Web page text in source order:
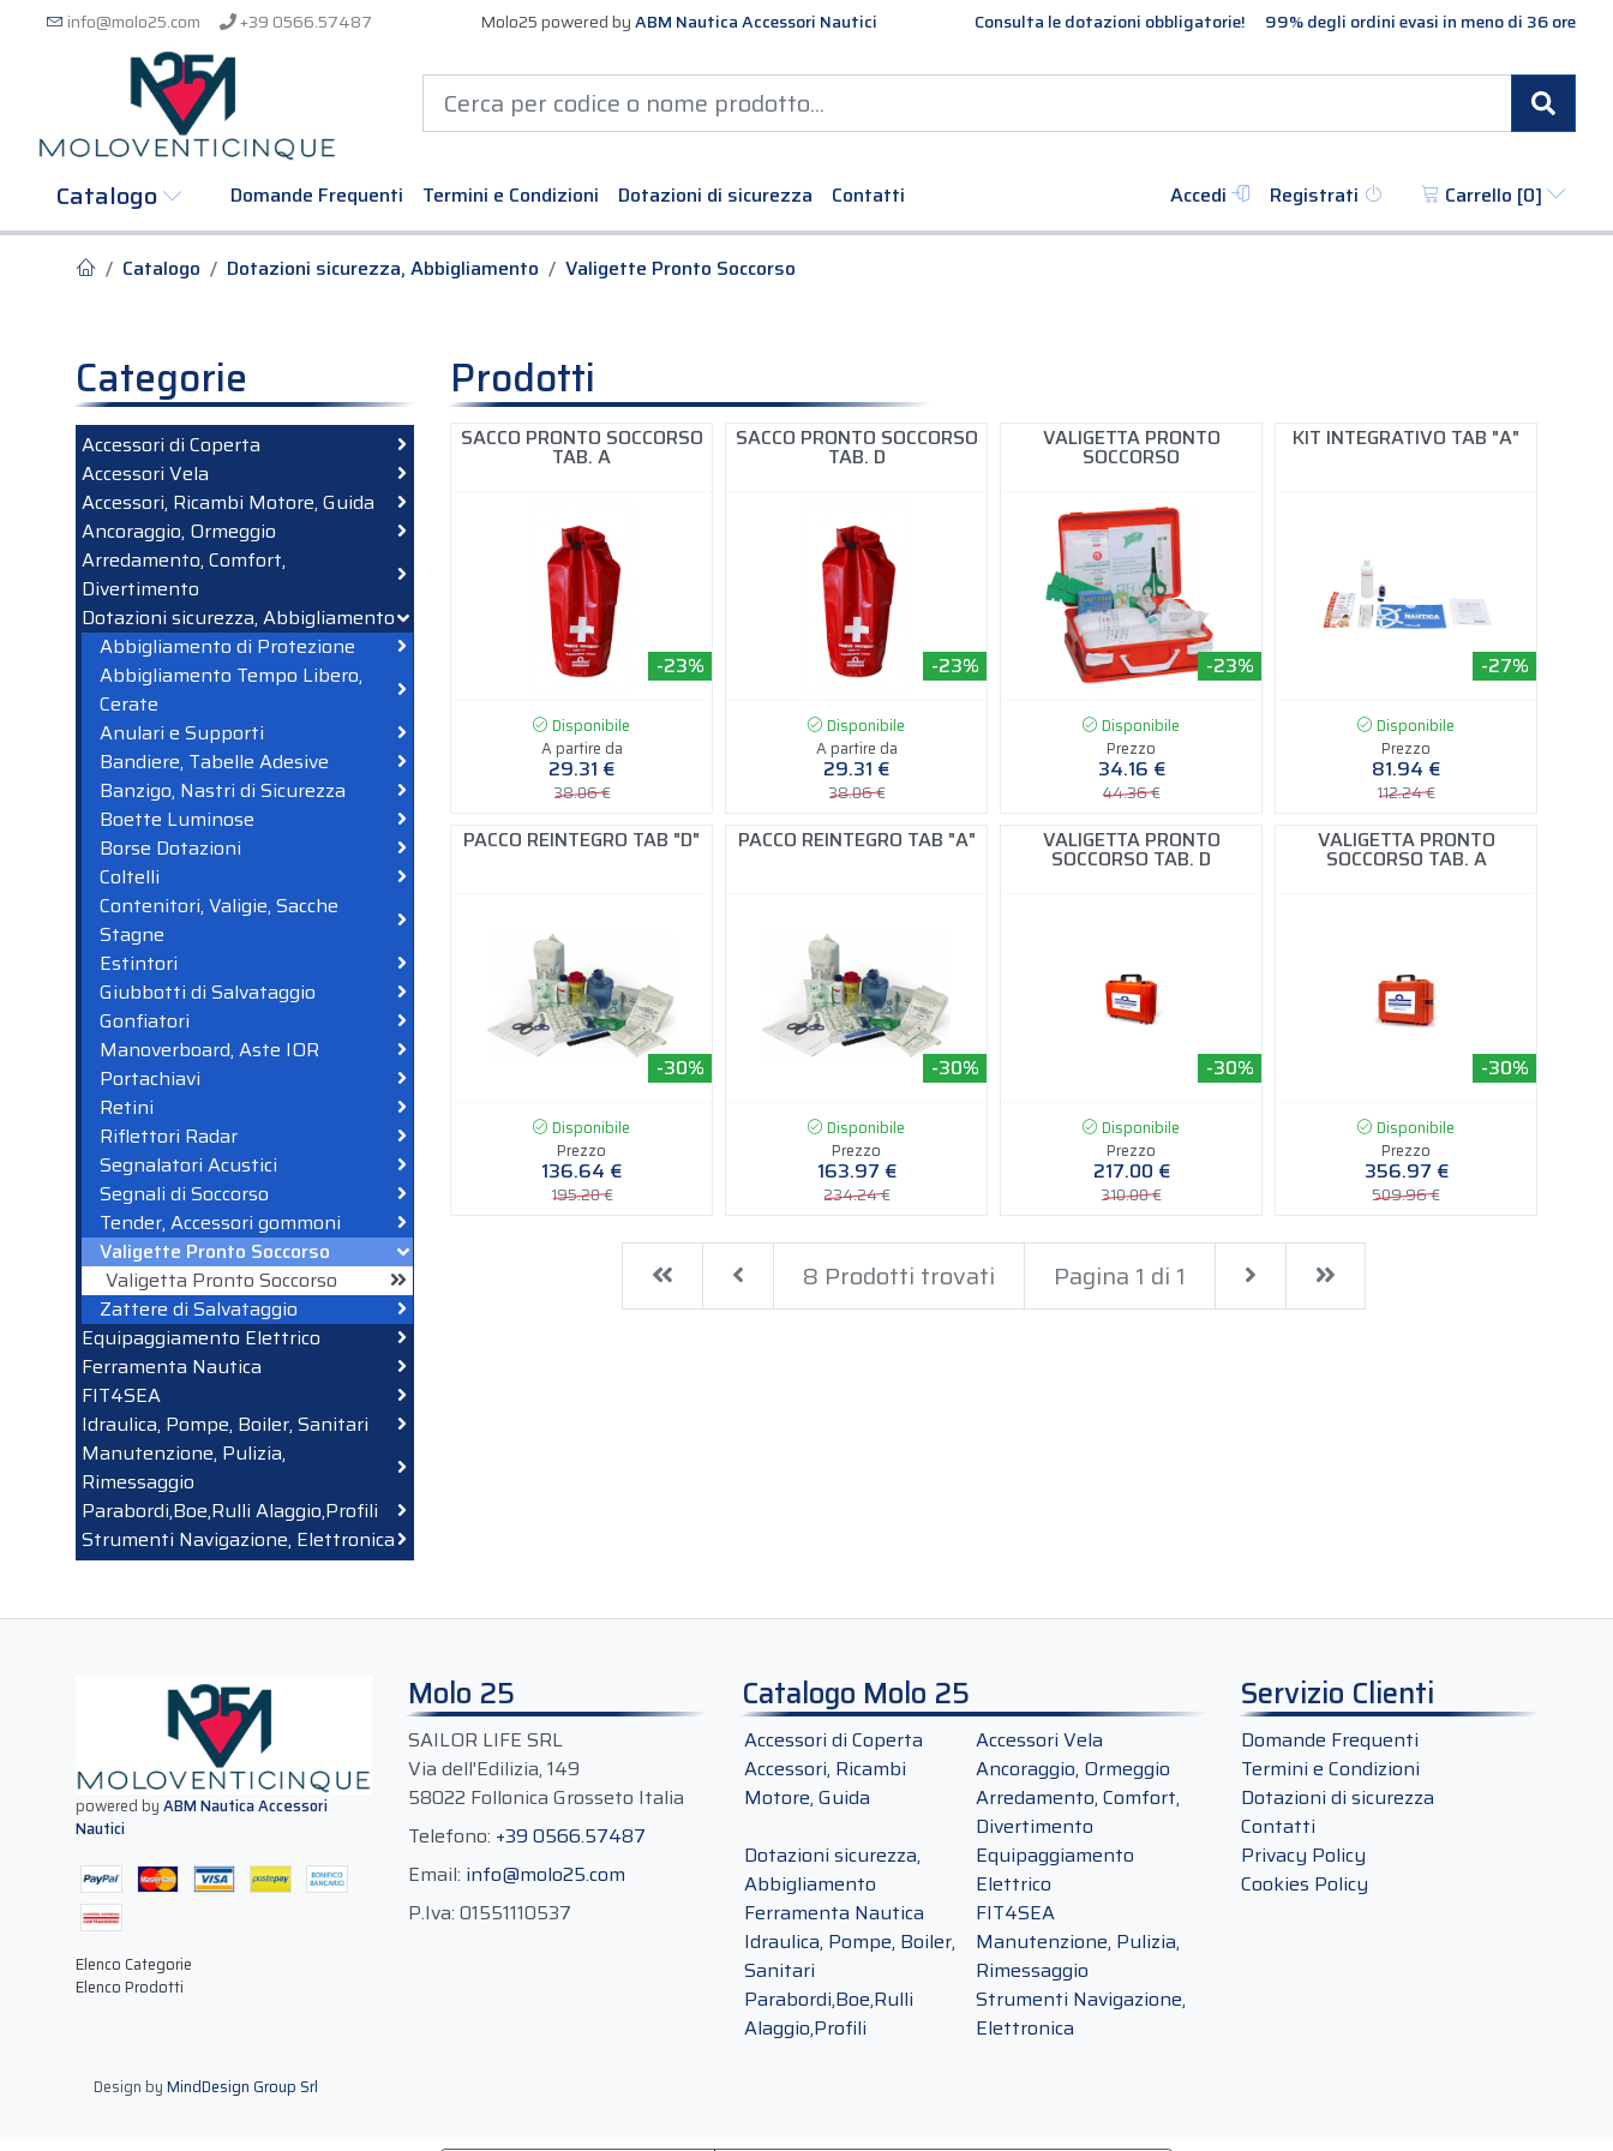
info@molo25.com +39 0566.57487 Molo25 powered byABM Nautica Accessori Nautici Consulta le dotazioni obbligatorie! 99% degli ordini evasi in meno di 36 ore
Catalogo Domande Frequenti Termini e Condizioni Dotazioni di sicurezza Contatti Accedi Registrati Carrello [0]
Catalogo Dotazioni sicurezza, Abbigliamento Valigette Pronto Soccorso
Categorie
Accessori di Coperta
Accessori Vela
Accessori, Ricambi Motore, Guida
Ancoraggio, Ormeggio
Arredamento, Comfort,
Divertimento
Dotazioni sicurezza, Abbigliamento
Abbigliamento di Protezione
Abbigliamento Tempo Libero,
Cerate
Anulari e Supporti
Bandiere, Tabelle Adesive
Banzigo, Nastri di Sicurezza
Boette Luminose
Borse Dotazioni
Coltelli
Contenitori, Valigie, Sacche
Stagne
Estintori
Giubbotti di Salvataggio
Gonfiatori
Manoverboard, Aste IOR
Portachiavi
Retini
Riflettori Radar
Segnalatori Acustici
Segnali di Soccorso
Tender, Accessori gommoni
Valigette Pronto Soccorso
Valigetta Pronto Soccorso
Zattere di Salvataggio
Equipaggiamento Elettrico
Ferramenta Nautica
FIT4SEA
Idraulica, Pompe, Boiler, Sanitari
Manutenzione, Pulizia,
Rimessaggio
Parabordi,Boe,Rulli Alaggio,Profili
Strumenti Navigazione, Elettronica
Prodotti
SACCO PRONTO SOCCORSO
TAB. A
-23%
Disponibile
A partire da
29.31 €
38.06 €
SACCO PRONTO SOCCORSO
TAB. D
-23%
Disponibile
A partire da
29.31 €
38.06 €
VALIGETTA PRONTO
SOCCORSO
-23%
Disponibile
Prezzo
34.16 €
44.36 €
KIT INTEGRATIVO TAB "A"
-27%
Disponibile
Prezzo
81.94 €
112.24 €
PACCO REINTEGRO TAB "D"
-30%
Disponibile
Prezzo
136.64 €
195.20 €
PACCO REINTEGRO TAB "A"
-30%
Disponibile
Prezzo
163.97 €
234.24 €
VALIGETTA PRONTO
SOCCORSO TAB. D
-30%
Disponibile
Prezzo
217.00 €
310.00 €
VALIGETTA PRONTO
SOCCORSO TAB. A
-30%
Disponibile
Prezzo
356.97 €
509.96 €
First Previous8 Prodotti trovati Pagina 1 di 1 Next
powered byABM Nautica Accessori
Nautici
Elenco Categorie
Elenco Prodotti
Molo 25
SAILOR LIFE SRL
Via dell'Edilizia, 149
58022 Follonica Grosseto Italia
Telefono: +39 0566.57487
Email: info@molo25.com
P.Iva: 01551110537
Catalogo Molo 25
Accessori di Coperta
Accessori Vela
Accessori, Ricambi
Motore, Guida
Ancoraggio, Ormeggio
Arredamento, Comfort,
Divertimento
Dotazioni sicurezza,
Abbigliamento
Equipaggiamento
Elettrico
Ferramenta Nautica
FIT4SEA
Idraulica, Pompe, Boiler,
Sanitari
Manutenzione, Pulizia,
Rimessaggio
Parabordi,Boe,Rulli
Alaggio,Profili
Strumenti Navigazione,
Elettronica
Servizio Clienti
Domande Frequenti
Termini e Condizioni
Dotazioni di sicurezza
Contatti
Privacy Policy
Cookies Policy
Design byMindDesign Group Srl